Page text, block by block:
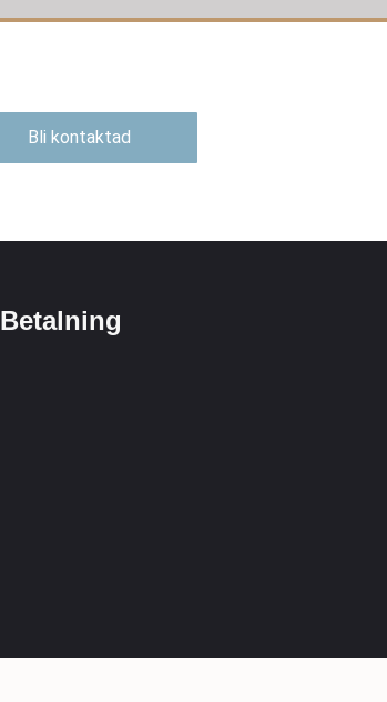
Bli kontaktad
Betalning